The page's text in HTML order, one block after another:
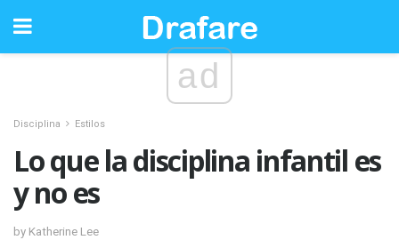
ad
Disciplina Estilos
Lo que la disciplina infantil es
y no es
by Katherine Lee